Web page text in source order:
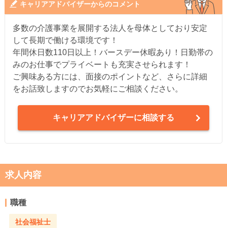
キャリアアドバイザーからのコメント
多数の介護事業を展開する法人を母体としており安定
して長期で働ける環境です！
年間休日数110日以上！バースデー休暇あり！日勤帯の
みのお仕事でプライベートも充実させられます！
ご興味ある方には、面接のポイントなど、さらに詳細
をお話致しますのでお気軽にご相談ください。
キャリアアドバイザーに相談する
求人内容
職種
社会福祉士